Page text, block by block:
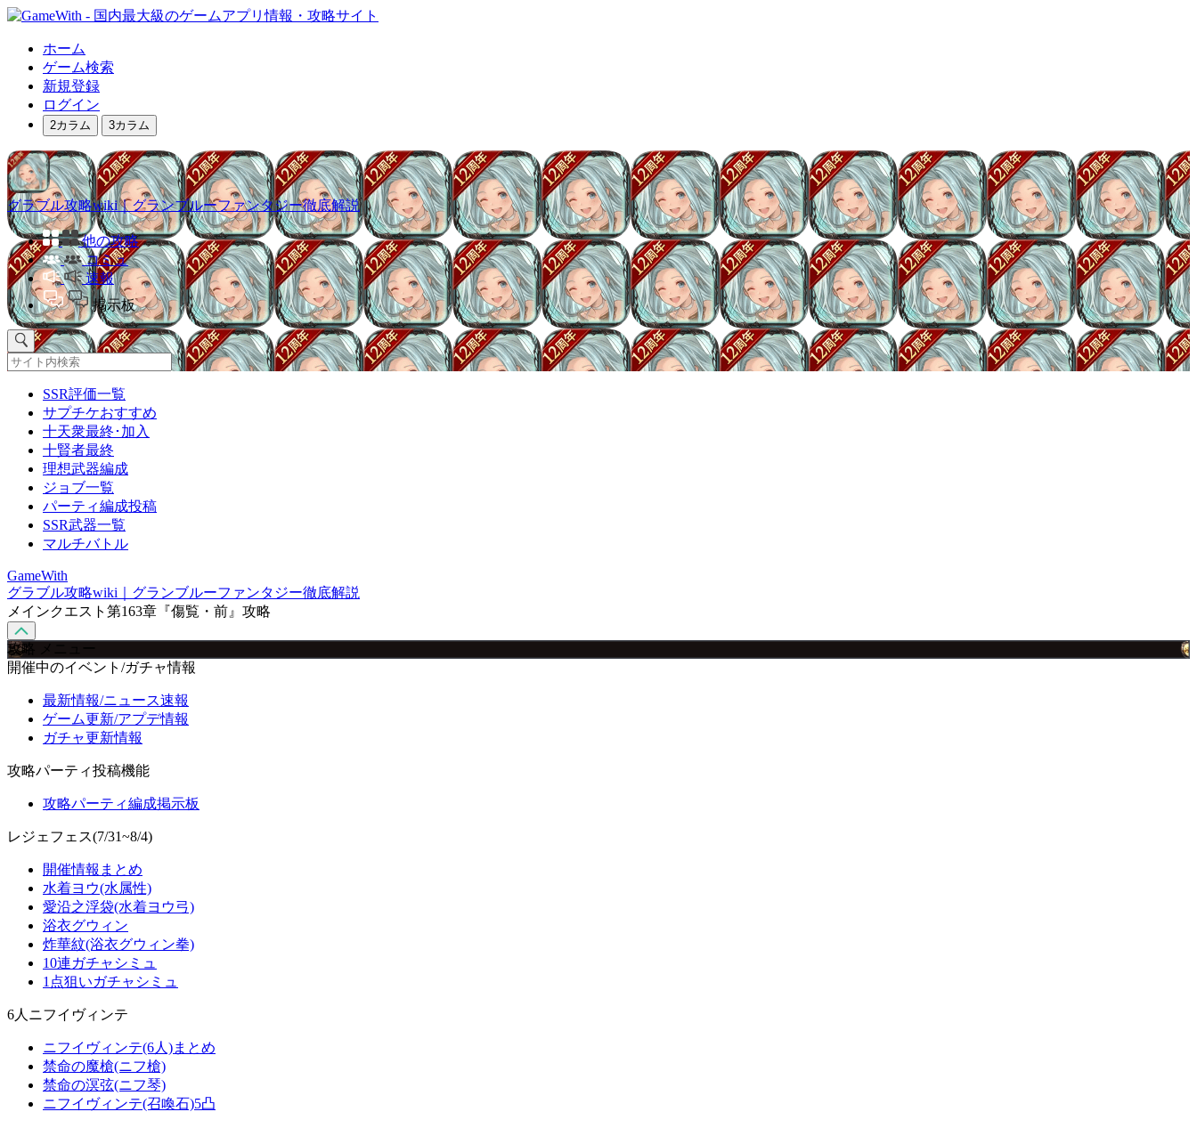
ホーム
ゲーム検索
新規登録
ログイン
2カラム 3カラム
グラブル攻略wiki｜グランブルーファンタジー徹底解説
他の攻略
コミュ
速報
掲示板
SSR評価一覧
サプチケおすすめ
十天衆最終･加入
十賢者最終
理想武器編成
ジョブ一覧
パーティ編成投稿
SSR武器一覧
マルチバトル
GameWith
グラブル攻略wiki｜グランブルーファンタジー徹底解説
メインクエスト第163章『傷覧・前』攻略
攻略 メニュー
開催中のイベント/ガチャ情報
最新情報/ニュース速報
ゲーム更新/アプデ情報
ガチャ更新情報
攻略パーティ投稿機能
攻略パーティ編成掲示板
レジェフェス(7/31~8/4)
開催情報まとめ
水着ヨウ(水属性)
愛沿之浮袋(水着ヨウ弓)
浴衣グウィン
炸華紋(浴衣グウィン拳)
10連ガチャシミュ
1点狙いガチャシミュ
6人ニフイヴィンテ
ニフイヴィンテ(6人)まとめ
禁命の魔槍(ニフ槍)
禁命の溟弦(ニフ琴)
ニフイヴィンテ(召喚石)5凸